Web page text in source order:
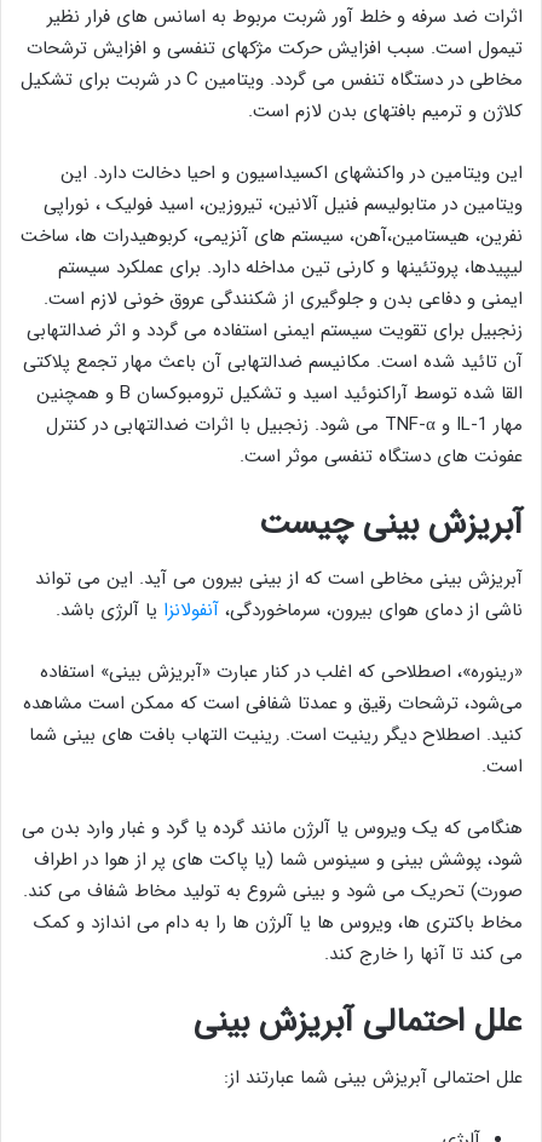
اثرات ضد سرفه و خلط آور شربت مربوط به اسانس های فرار نظیر
تیمول است. سبب افزایش حرکت مژکهای تنفسی و افزایش ترشحات
مخاطی در دستگاه تنفس می گردد. ویتامین C در شربت برای تشکیل
کلاژن و ترمیم بافتهای بدن لازم است.
این ویتامین در واکنشهای اکسیداسیون و احیا دخالت دارد. این
ویتامین در متابولیسم فنیل آلانین، تیروزین، اسید فولیک ، نوراپی
نفرین، هیستامین،آهن، سیستم های آنزیمی، کربوهیدرات ها، ساخت
لیپیدها، پروتئینها و کارنی تین مداخله دارد. برای عملکرد سیستم
ایمنی و دفاعی بدن و جلوگیری از شکنندگی عروق خونی لازم است.
زنجبیل برای تقویت سیستم ایمنی استفاده می گردد و اثر ضدالتهابی
آن تائید شده است. مکانیسم ضدالتهابی آن باعث مهار تجمع پلاکتی
القا شده توسط آراکنوئید اسید و تشکیل ترومبوکسان B و همچنین
مهار IL-1 و TNF-α می شود. زنجبیل با اثرات ضدالتهابی در کنترل
عفونت های دستگاه تنفسی موثر است.
آبریزش بینی چیست
آبریزش بینی مخاطی است که از بینی بیرون می آید. این می تواند
ناشی از دمای هوای بیرون، سرماخوردگی، آنفولانزا یا آلرژی باشد.
«رینوره»، اصطلاحی که اغلب در کنار عبارت «آبریزش بینی» استفاده
می‌شود، ترشحات رقیق و عمدتا شفافی است که ممکن است مشاهده
کنید. اصطلاح دیگر رینیت است. رینیت التهاب بافت های بینی شما
است.
هنگامی که یک ویروس یا آلرژن مانند گرده یا گرد و غبار وارد بدن می
شود، پوشش بینی و سینوس شما (یا پاکت های پر از هوا در اطراف
صورت) تحریک می شود و بینی شروع به تولید مخاط شفاف می کند.
مخاط باکتری ها، ویروس ها یا آلرژن ها را به دام می اندازد و کمک
می کند تا آنها را خارج کند.
علل احتمالی آبریزش بینی
علل احتمالی آبریزش بینی شما عبارتند از: